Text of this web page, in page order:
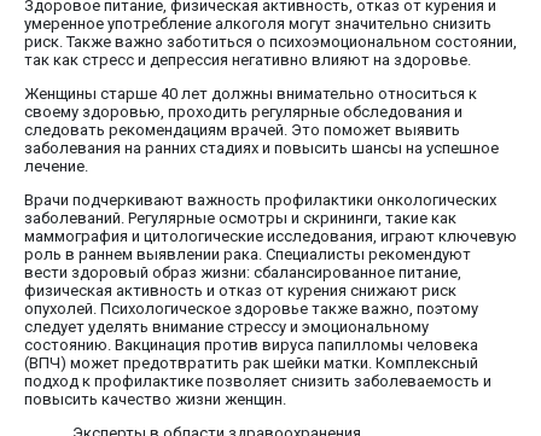
Здоровое питание, физическая активность, отказ от курения и
умеренное употребление алкоголя могут значительно снизить
риск. Также важно заботиться о психоэмоциональном состоянии,
так как стресс и депрессия негативно влияют на здоровье.
Женщины старше 40 лет должны внимательно относиться к
своему здоровью, проходить регулярные обследования и
следовать рекомендациям врачей. Это поможет выявить
заболевания на ранних стадиях и повысить шансы на успешное
лечение.
Врачи подчеркивают важность профилактики онкологических
заболеваний. Регулярные осмотры и скрининги, такие как
маммография и цитологические исследования, играют ключевую
роль в раннем выявлении рака. Специалисты рекомендуют
вести здоровый образ жизни: сбалансированное питание,
физическая активность и отказ от курения снижают риск
опухолей. Психологическое здоровье также важно, поэтому
следует уделять внимание стрессу и эмоциональному
состоянию. Вакцинация против вируса папилломы человека
(ВПЧ) может предотвратить рак шейки матки. Комплексный
подход к профилактике позволяет снизить заболеваемость и
повысить качество жизни женщин.